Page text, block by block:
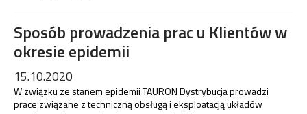
Sposób prowadzenia prac u Klientów w
okresie epidemii
15.10.2020
W związku ze stanem epidemii TAURON Dystrybucja prowadzi
prace związane z techniczną obsługą i eksploatacją układów